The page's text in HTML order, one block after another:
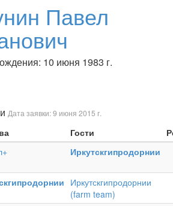
Павел
10 июня 1983 г.
Дата заявки: 9 июня 2015 г.
Гости
Иркутскгипродорнии
Иркутскгипродорнии
(farm team)